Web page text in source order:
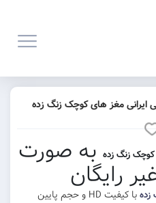
کوچک زنگ زده
صورت